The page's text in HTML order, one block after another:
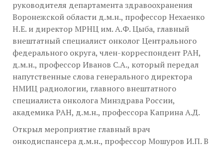
руководителя департамента здравоохранения
Воронежской области д.м.н., профессор Нехаенко
Н.Е. и директор МРНЦ им. А.Ф. Цыба, главный
внештатный специалист онколог Центрального
федерального округа, член-корреспондент РАН,
д.м.н., профессор Иванов С.А., который передал
напутственные слова генерального директора
НМИЦ радиологии, главного внештатного
специалиста онколога Минздрава России,
академика РАН, д.м.н., профессора Каприна А.Д.
Открыл мероприятие главный врач
онкодиспансера д.м.н., профессор Мошуров И.П. В